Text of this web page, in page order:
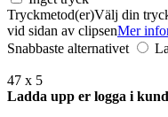
Tryckmetod(er)Välj din
vid sidan av clipsenMer
Snabbaste alternativet
47 x 5
Ladda upp er logga i